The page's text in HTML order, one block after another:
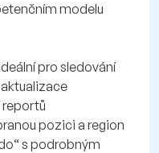
modelu
pro sledování
reportů
pozici a region
s podrobným